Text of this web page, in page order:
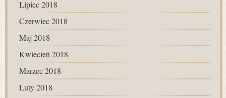
Lipiec 2018
Czerwiec 2018
Maj 2018
Kwiecień 2018
Marzec 2018
Luty 2018